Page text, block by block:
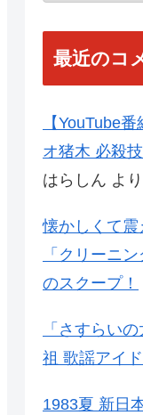
最近のコ
【YouTube
オ猪木 必殺
はらしん より
懐かしくて
「クリーニ
のスクープ！
「さすらい
祖 歌謡アイ
1983夏 新日